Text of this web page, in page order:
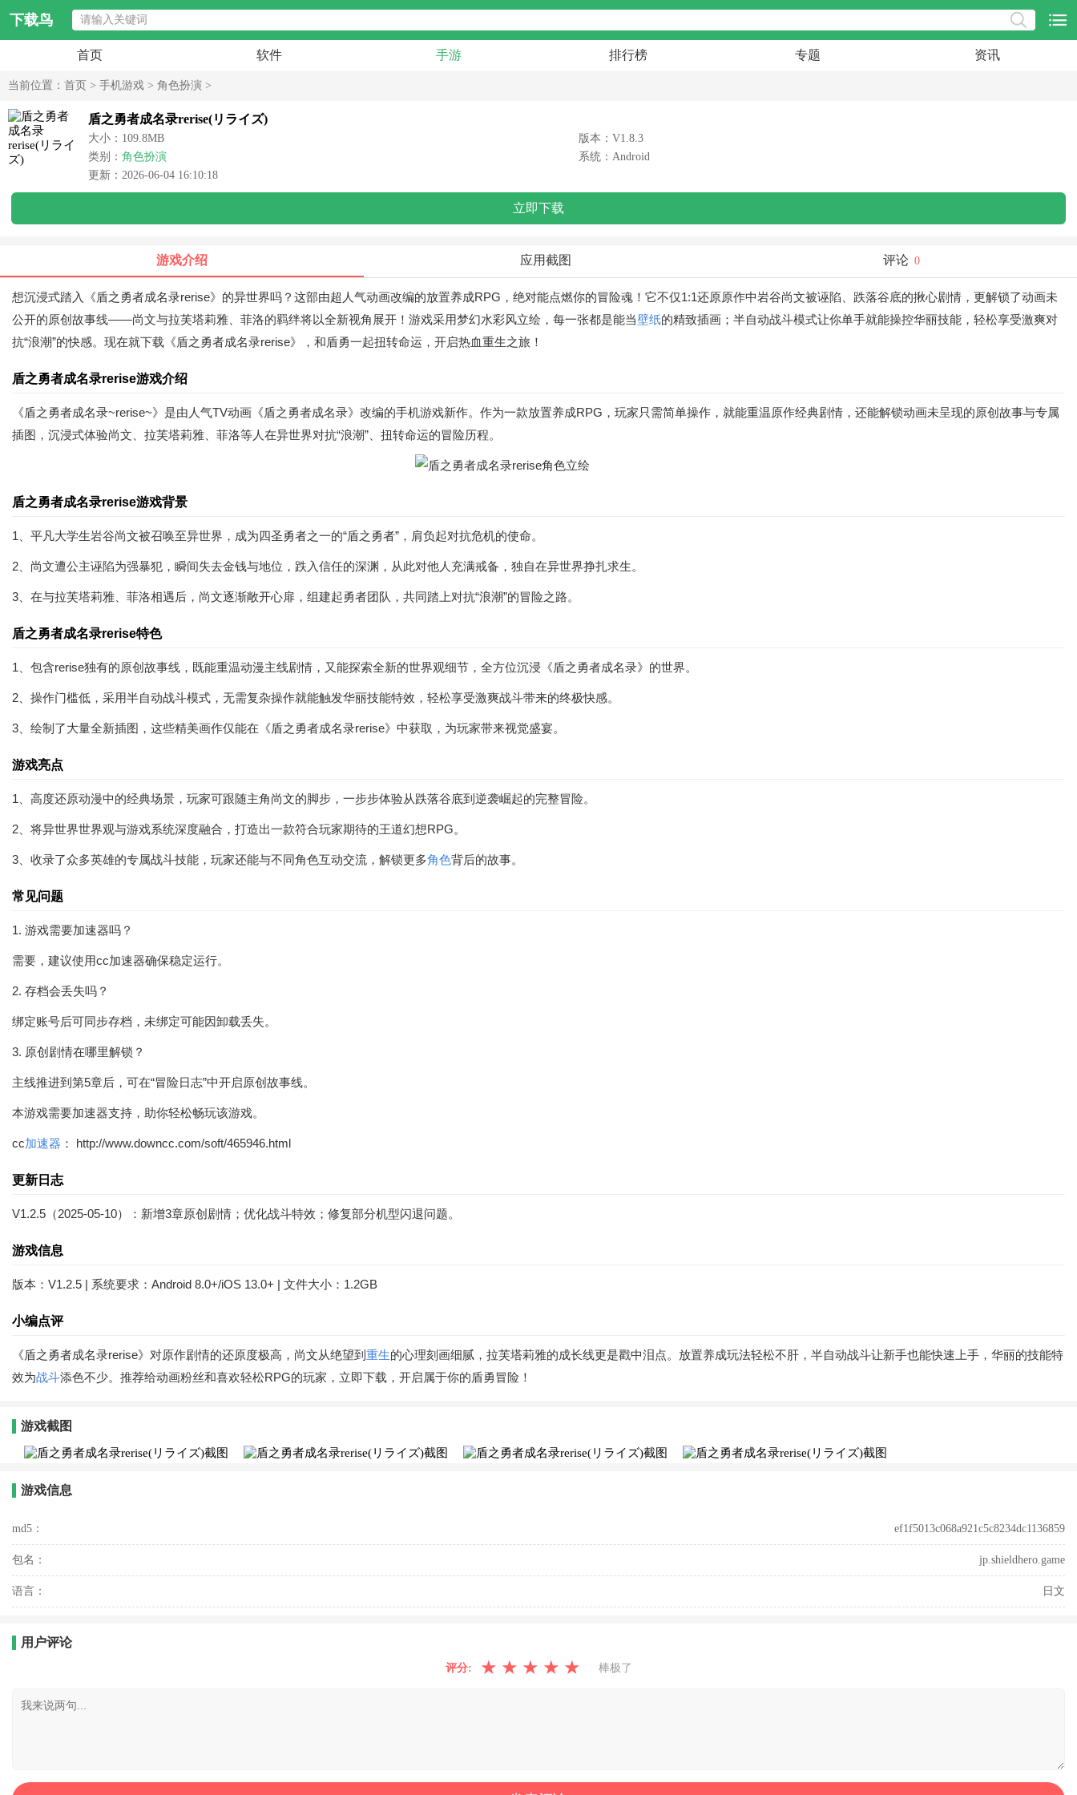
下载鸟
首页 软件 手游 排行榜 专题 资讯
当前位置： 首页 > 手机游戏 > 角色扮演 >
盾之勇者成名录rerise(リライズ)
大小：109.8MB
版本：V1.8.3
类别： 角色扮演
系统：Android
更新：2026-06-04 16:10:18
立即下载
游戏介绍 应用截图 评论 0
想沉浸式踏入《盾之勇者成名录rerise》的异世界吗？这部由超人气动画改编的放置养成RPG，绝对能点燃你的冒险魂！它不仅1:1还原原作中岩谷尚文被诬陷、跌落谷底的揪心剧情，更解锁了动画未
公开的原创故事线——尚文与拉芙塔莉雅、菲洛的羁绊将以全新视角展开！游戏采用梦幻水彩风立绘，每一张都是能当壁纸的精致插画；半自动战斗模式让你单手就能操控华丽技能，轻松享受激爽对
抗“浪潮”的快感。现在就下载《盾之勇者成名录rerise》，和盾勇一起扭转命运，开启热血重生之旅！
盾之勇者成名录rerise游戏介绍
《盾之勇者成名录~rerise~》是由人气TV动画《盾之勇者成名录》改编的手机游戏新作。作为一款放置养成RPG，玩家只需简单操作，就能重温原作经典剧情，还能解锁动画未呈现的原创故事与专属
插图，沉浸式体验尚文、拉芙塔莉雅、菲洛等人在异世界对抗“浪潮”、扭转命运的冒险历程。
盾之勇者成名录rerise游戏背景
1、平凡大学生岩谷尚文被召唤至异世界，成为四圣勇者之一的“盾之勇者”，肩负起对抗危机的使命。
2、尚文遭公主诬陷为强暴犯，瞬间失去金钱与地位，跌入信任的深渊，从此对他人充满戒备，独自在异世界挣扎求生。
3、在与拉芙塔莉雅、菲洛相遇后，尚文逐渐敞开心扉，组建起勇者团队，共同踏上对抗“浪潮”的冒险之路。
盾之勇者成名录rerise特色
1、包含rerise独有的原创故事线，既能重温动漫主线剧情，又能探索全新的世界观细节，全方位沉浸《盾之勇者成名录》的世界。
2、操作门槛低，采用半自动战斗模式，无需复杂操作就能触发华丽技能特效，轻松享受激爽战斗带来的终极快感。
3、绘制了大量全新插图，这些精美画作仅能在《盾之勇者成名录rerise》中获取，为玩家带来视觉盛宴。
游戏亮点
1、高度还原动漫中的经典场景，玩家可跟随主角尚文的脚步，一步步体验从跌落谷底到逆袭崛起的完整冒险。
2、将异世界世界观与游戏系统深度融合，打造出一款符合玩家期待的王道幻想RPG。
3、收录了众多英雄的专属战斗技能，玩家还能与不同角色互动交流，解锁更多角色背后的故事。
常见问题
1. 游戏需要加速器吗？
需要，建议使用cc加速器确保稳定运行。
2. 存档会丢失吗？
绑定账号后可同步存档，未绑定可能因卸载丢失。
3. 原创剧情在哪里解锁？
主线推进到第5章后，可在“冒险日志”中开启原创故事线。
本游戏需要加速器支持，助你轻松畅玩该游戏。
cc加速器 ： http://www.downcc.com/soft/465946.html
更新日志
V1.2.5（2025-05-10）：新增3章原创剧情；优化战斗特效；修复部分机型闪退问题。
游戏信息
版本：V1.2.5 | 系统要求：Android 8.0+/iOS 13.0+ | 文件大小：1.2GB
小编点评
《盾之勇者成名录rerise》对原作剧情的还原度极高，尚文从绝望到 重生的心理刻画细腻，拉芙塔莉雅的成长线更是戳中泪点。放置养成玩法轻松不肝，半自动战斗让新手也能快速上手，华丽的技能特
效为战斗添色不少。推荐给动画粉丝和喜欢轻松RPG的玩家，立即下载，开启属于你的盾勇冒险！
游戏截图
游戏信息
md5： ef1f5013c068a921c5c8234dc1136859
包名： jp.shieldhero.game
语言： 日文
用户评论
评分: ★ ★ ★ ★ ★ 棒极了